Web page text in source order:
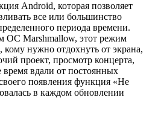
Android, которая позволяет
все или большинство
периода времени.
ОС Marshmallow, этот режим
кому нужно отдохнуть от экрана,
проект, просмотр концерта,
время вдали от постоянных
появления функция «Не
в каждом обновлении